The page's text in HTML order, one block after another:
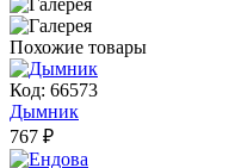
Похожие товары
Код: 66573
Дымник
767 ₽